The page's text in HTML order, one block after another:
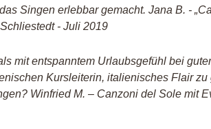
Singen erlebbar gemacht. Jana B. -
- Juli 2019
mit entspanntem Urlaubsgefühl bei
Kursleiterin, italienisches Flair
Winfried M. – Canzoni del Sole mit